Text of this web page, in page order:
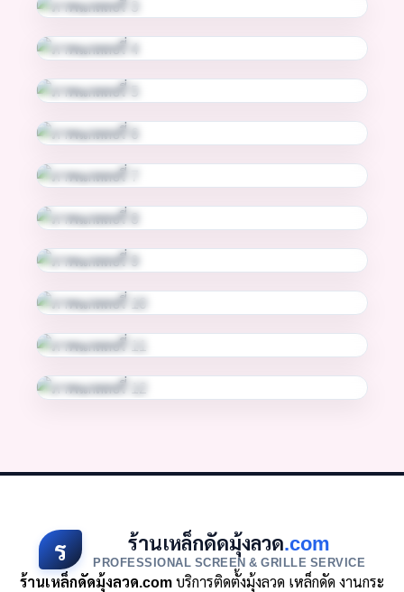
ร ร้านเหล็กดัดมุ้งลวด.com
PROFESSIONAL SCREEN & GRILLE SERVICE
ร้านเหล็กดัดมุ้งลวด.comบริการติดตั้งมุ้งลวด เหล็กดัด งานกระ